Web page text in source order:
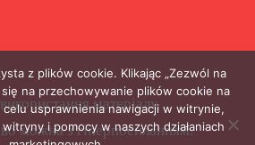
матеріалу
можна з гіперпосиланням.
z plików cookie. Klikając „Zezwól na
na przechowywanie plików cookie na
usprawnienia nawigacji w witrynie,
i pomocy w naszych działaniach